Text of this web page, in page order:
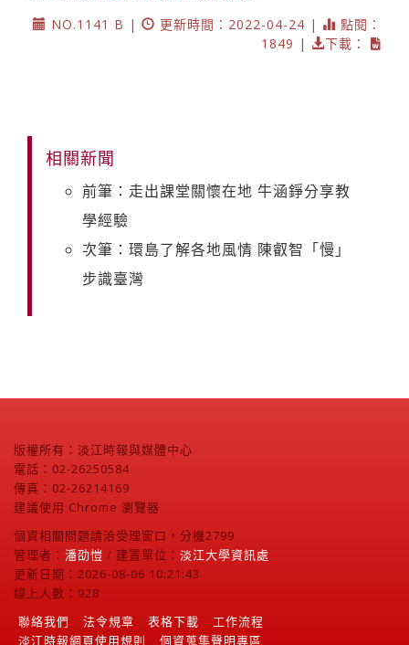
NO.1141 B |
更新時間：2022-04-24 |
點閱：
1849 |
下載：
相關新聞
前筆：走出課堂關懷在地 牛涵錚分享教
學經驗
次筆：環島了解各地風情 陳叡智「慢」
步識臺灣
版權所有：淡江時報與媒體中心
電話：02-26250584
傳真：02-26214169
建議使用 Chrome 瀏覽器
個資相關問題請洽受理窗口，分機2799
管理者： 潘劭愷 / 建置單位： 淡江大學資訊處
更新日期：2026-08-06 10:21:43
線上人數：928
聯絡我們
法令規章 表格下載
工作流程
淡江時報網頁使用規則
個資蒐集聲明專區